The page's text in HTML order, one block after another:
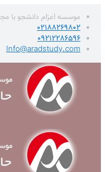
موسسه اعزام دانشجو با
02188269802
09212286596
Info@aradstudy.com